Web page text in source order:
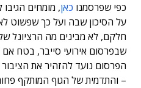
כפי שפרסמנו כאן, מומחים
על הסיכון שבה ועל כך שפשוט
חלקם, לא מבינים מה הרציונל
שבפרסום אירועי סייבר, בטח
הפרסום נועד להזהיר את
– והתדמית של הגוף המותקף